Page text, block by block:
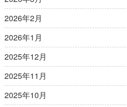
2026年2月
2026年1月
2025年12月
2025年11月
2025年10月